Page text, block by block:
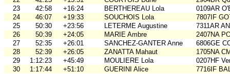
23
42:58 +16:24 BERTHEREAU Lola
0109AR
24
46:07 +19:33 SOUCHOIS Lola
7807IF
25
50:30 +23:56 LETERME Augustine
7311AR
26
50:39 +24:05 MARIE Ambre
2407NA
27
52:35 +26:01 SANCHEZ-GANTER Anne
6806GE
28
52:39 +26:05 ZANATTA Mahaut
1705NA
29
1:12:23 +45:49 MOULIERE Lola
0207HF
30
1:17:44 +51:10 GUERINI Alice 7716IF